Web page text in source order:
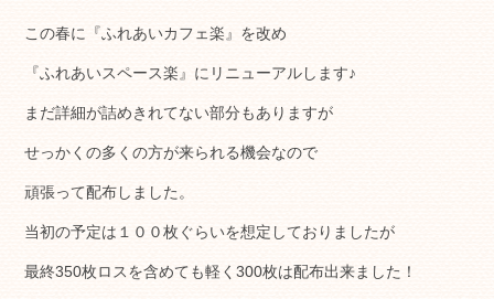
この春に『ふれあいカフェ楽』を改め
『ふれあいスペース楽』にリニューアルします♪
まだ詳細が詰めきれてない部分もありますが
せっかくの多くの方が来られる機会なので
頑張って配布しました。
当初の予定は１００枚ぐらいを想定しておりましたが
最終350枚ロスを含めても軽く300枚は配布出来ました！